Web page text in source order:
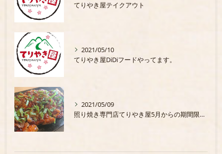
てりやき屋テイクアウト
2021/05/10
てりやき屋DiDiフードやってます。
2021/05/09
照り焼き専門店てりやき屋5月からの期間限定商品